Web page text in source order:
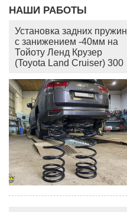
НАШИ РАБОТЫ
Установка задних пружин
с занижением -40мм на
Тойоту Ленд Крузер
(Toyota Land Cruiser) 300